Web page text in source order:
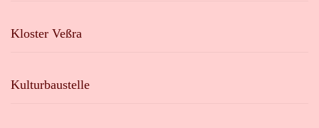
Kloster Veßra
Kulturbaustelle